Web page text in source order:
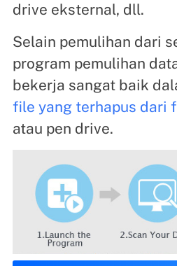
drive eksternal, dll.
Selain pemulihan dari
program pemulihan
bekerja sangat baik
file yang terhapus dari
atau pen drive.